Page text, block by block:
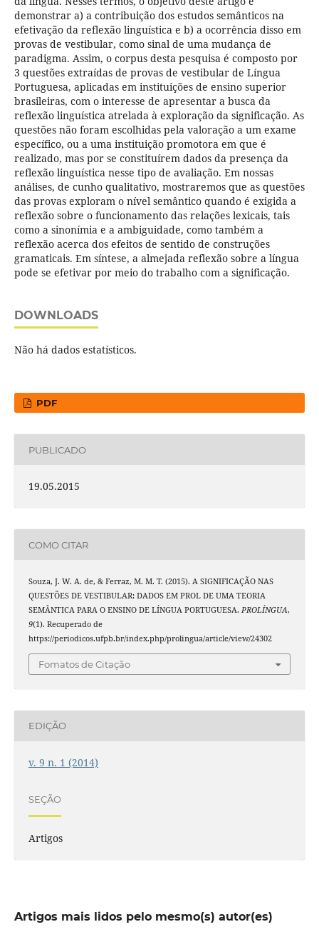
demonstrar a) a contribuição dos estudos semânticos na
efetivação da reflexão linguística e b) a ocorrência disso em
provas de vestibular, como sinal de uma mudança de
paradigma. Assim, o corpus desta pesquisa é composto por
3 questões extraídas de provas de vestibular de Língua
Portuguesa, aplicadas em instituições de ensino superior
brasileiras, com o interesse de apresentar a busca da
reflexão linguística atrelada à exploração da significação. As
questões não foram escolhidas pela valoração a um exame
específico, ou a uma instituição promotora em que é
realizado, mas por se constituírem dados da presença da
reflexão linguística nesse tipo de avaliação. Em nossas
análises, de cunho qualitativo, mostraremos que as questões
das provas exploram o nível semântico quando é exigida a
reflexão sobre o funcionamento das relações lexicais, tais
como a sinonímia e a ambiguidade, como também a
reflexão acerca dos efeitos de sentido de construções
gramaticais. Em síntese, a almejada reflexão sobre a língua
pode se efetivar por meio do trabalho com a significação.
DOWNLOADS
Não há dados estatísticos.
PDF
PUBLICADO
19.05.2015
COMO CITAR
Souza, J. W. A. de, & Ferraz, M. M. T. (2015). A SIGNIFICAÇÃO NAS
QUESTÕES DE VESTIBULAR: DADOS EM PROL DE UMA TEORIA
SEMÂNTICA PARA O ENSINO DE LÍNGUA PORTUGUESA. PROLÍNGUA,
9(1). Recuperado de
https://periodicos.ufpb.br/index.php/prolingua/article/view/24302
Fomatos de Citação
EDIÇÃO
v. 9 n. 1 (2014)
SEÇÃO
Artigos
Artigos mais lidos pelo mesmo(s) autor(es)